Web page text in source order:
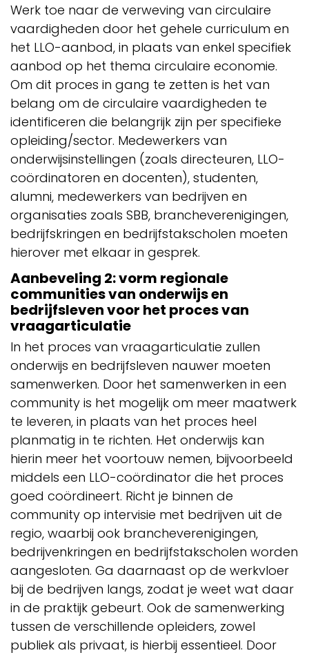
Werk toe naar de verweving van circulaire
vaardigheden door het gehele curriculum en
het LLO-aanbod, in plaats van enkel specifiek
aanbod op het thema circulaire economie.
Om dit proces in gang te zetten is het van
belang om de circulaire vaardigheden te
identificeren die belangrijk zijn per specifieke
opleiding/sector. Medewerkers van
onderwijsinstellingen (zoals directeuren, LLO-
coördinatoren en docenten), studenten,
alumni, medewerkers van bedrijven en
organisaties zoals SBB, brancheverenigingen,
bedrijfskringen en bedrijfstakscholen moeten
hierover met elkaar in gesprek.
Aanbeveling 2: vorm regionale
communities van onderwijs en
bedrijfsleven voor het proces van
vraagarticulatie
In het proces van vraagarticulatie zullen
onderwijs en bedrijfsleven nauwer moeten
samenwerken. Door het samenwerken in een
community is het mogelijk om meer maatwerk
te leveren, in plaats van het proces heel
planmatig in te richten. Het onderwijs kan
hierin meer het voortouw nemen, bijvoorbeeld
middels een LLO-coördinator die het proces
goed coördineert. Richt je binnen de
community op intervisie met bedrijven uit de
regio, waarbij ook brancheverenigingen,
bedrijvenkringen en bedrijfstakscholen worden
aangesloten. Ga daarnaast op de werkvloer
bij de bedrijven langs, zodat je weet wat daar
in de praktijk gebeurt. Ook de samenwerking
tussen de verschillende opleiders, zowel
publiek als privaat, is hierbij essentieel. Door